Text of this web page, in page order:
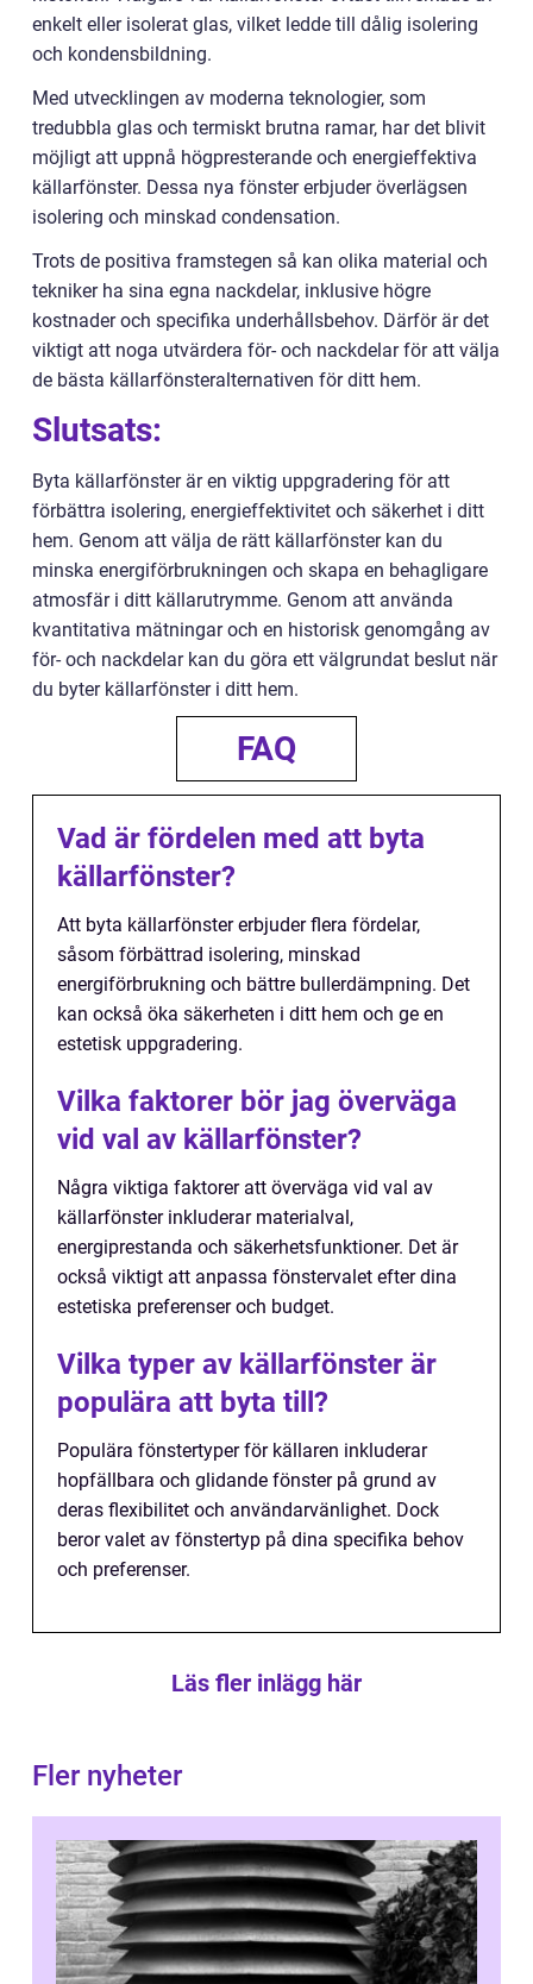
enkelt eller isolerat glas, vilket ledde till dålig isolering
och kondensbildning.
Med utvecklingen av moderna teknologier, som
tredubbla glas och termiskt brutna ramar, har det blivit
möjligt att uppnå högpresterande och energieffektiva
källarfönster. Dessa nya fönster erbjuder överlägsen
isolering och minskad condensation.
Trots de positiva framstegen så kan olika material och
tekniker ha sina egna nackdelar, inklusive högre
kostnader och specifika underhållsbehov. Därför är det
viktigt att noga utvärdera för- och nackdelar för att välja
de bästa källarfönsteralternativen för ditt hem.
Slutsats:
Byta källarfönster är en viktig uppgradering för att
förbättra isolering, energieffektivitet och säkerhet i ditt
hem. Genom att välja de rätt källarfönster kan du
minska energiförbrukningen och skapa en behagligare
atmosfär i ditt källarutrymme. Genom att använda
kvantitativa mätningar och en historisk genomgång av
för- och nackdelar kan du göra ett välgrundat beslut när
du byter källarfönster i ditt hem.
FAQ
Vad är fördelen med att byta
källarfönster?
Att byta källarfönster erbjuder flera fördelar,
såsom förbättrad isolering, minskad
energiförbrukning och bättre bullerdämpning. Det
kan också öka säkerheten i ditt hem och ge en
estetisk uppgradering.
Vilka faktorer bör jag överväga
vid val av källarfönster?
Några viktiga faktorer att överväga vid val av
källarfönster inkluderar materialval,
energiprestanda och säkerhetsfunktioner. Det är
också viktigt att anpassa fönstervalet efter dina
estetiska preferenser och budget.
Vilka typer av källarfönster är
populära att byta till?
Populära fönstertyper för källaren inkluderar
hopfällbara och glidande fönster på grund av
deras flexibilitet och användarvänlighet. Dock
beror valet av fönstertyp på dina specifika behov
och preferenser.
Läs fler inlägg här
Fler nyheter